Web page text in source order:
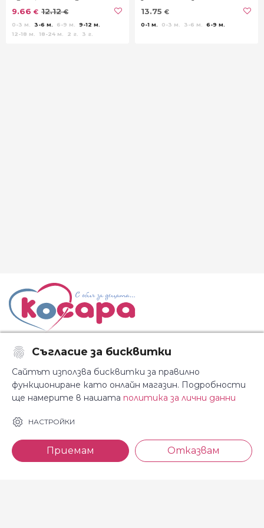
от рипс
9.66 € 12.12€
0-3 м. 3-6 м. 6-9 м.
9-12 м.
12-18 м.
18-24 м. 2 г. 3 г.
13.75 €
0-1 м. 0-3 м. 3-6 м. 6-9 м.
Последвайте ни:
За Косара
За нас
Магазини
Общи условия
Декларация за
поверителност
Съгласие за бисквитки
Сайтът използва бисквитки за правилно
функциониране като онлайн магазин. Подробности
ще намерите в нашата политика за лични данни
НАСТРОЙКИ
Приемам Отказвам